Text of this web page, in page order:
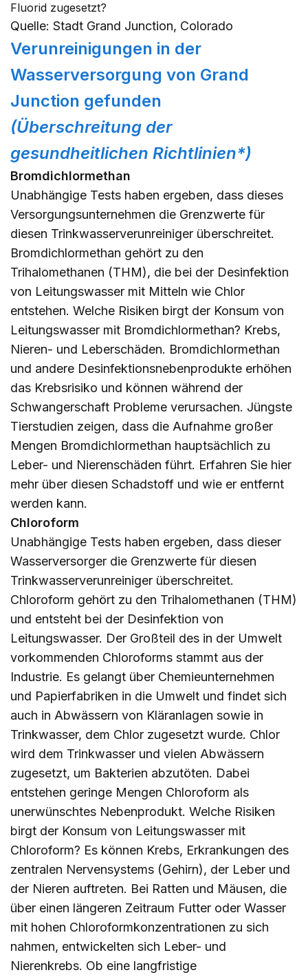
Fluorid zugesetzt?
Quelle: Stadt Grand Junction, Colorado
Verunreinigungen in der
Wasserversorgung von Grand
Junction gefunden
(Überschreitung der
gesundheitlichen Richtlinien*)
Bromdichlormethan
Unabhängige Tests haben ergeben, dass dieses
Versorgungsunternehmen die Grenzwerte für
diesen Trinkwasserverunreiniger überschreitet.
Bromdichlormethan gehört zu den
Trihalomethanen (THM), die bei der Desinfektion
von Leitungswasser mit Mitteln wie Chlor
entstehen. Welche Risiken birgt der Konsum von
Leitungswasser mit Bromdichlormethan? Krebs,
Nieren- und Leberschäden. Bromdichlormethan
und andere Desinfektionsnebenprodukte erhöhen
das Krebsrisiko und können während der
Schwangerschaft Probleme verursachen. Jüngste
Tierstudien zeigen, dass die Aufnahme großer
Mengen Bromdichlormethan hauptsächlich zu
Leber- und Nierenschäden führt. Erfahren Sie hier
mehr über diesen Schadstoff und wie er entfernt
werden kann.
Chloroform
Unabhängige Tests haben ergeben, dass dieser
Wasserversorger die Grenzwerte für diesen
Trinkwasserverunreiniger überschreitet.
Chloroform gehört zu den Trihalomethanen (THM)
und entsteht bei der Desinfektion von
Leitungswasser. Der Großteil des in der Umwelt
vorkommenden Chloroforms stammt aus der
Industrie. Es gelangt über Chemieunternehmen
und Papierfabriken in die Umwelt und findet sich
auch in Abwässern von Kläranlagen sowie in
Trinkwasser, dem Chlor zugesetzt wurde. Chlor
wird dem Trinkwasser und vielen Abwässern
zugesetzt, um Bakterien abzutöten. Dabei
entstehen geringe Mengen Chloroform als
unerwünschtes Nebenprodukt. Welche Risiken
birgt der Konsum von Leitungswasser mit
Chloroform? Es können Krebs, Erkrankungen des
zentralen Nervensystems (Gehirn), der Leber und
der Nieren auftreten. Bei Ratten und Mäusen, die
über einen längeren Zeitraum Futter oder Wasser
mit hohen Chloroformkonzentrationen zu sich
nahmen, entwickelten sich Leber- und
Nierenkrebs. Ob eine langfristige